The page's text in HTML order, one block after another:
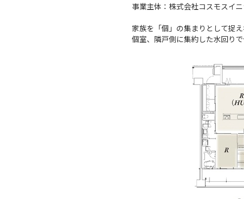
事業主体：株式会社コスモスイ
家族を「個」の集まりとして捉
個室、隣戸側に集約した水回り